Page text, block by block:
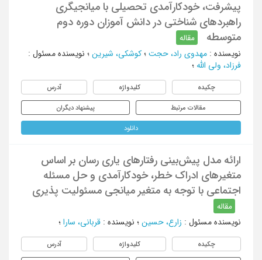
پیشرفت، خودکارآمدی تحصیلی با میانجیگری
راهبردهای شناختی در دانش آموزان دوره دوم
متوسطه
مقاله
نویسنده : مهدوی راد، حجت ؛ کوشکی، شیرین ؛ نویسنده مسئول :
فرزاد، ولی الله ؛
چکیده کلیدواژه آدرس
مقالات مرتبط پیشنهاد دیگران
دانلود
ارائه مدل پیش‌بینی رفتارهای یاری رسان بر اساس
متغیرهای ادراک خطر، خودکارآمدی و حل مسئله
اجتماعی با توجه به متغیر میانجی مسئولیت پذیری
مقاله
نویسنده مسئول : زارع، حسین ؛ نویسنده : قربانی، سارا ؛
چکیده کلیدواژه آدرس